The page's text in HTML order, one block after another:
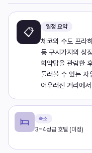
📋 일정 요약
체코의 수도 프라
등 구시가지의 상
화약탑을 관람한
둘러볼 수 있는 자
어우러진 거리에
숙소
3~4성급 호텔 (미정)